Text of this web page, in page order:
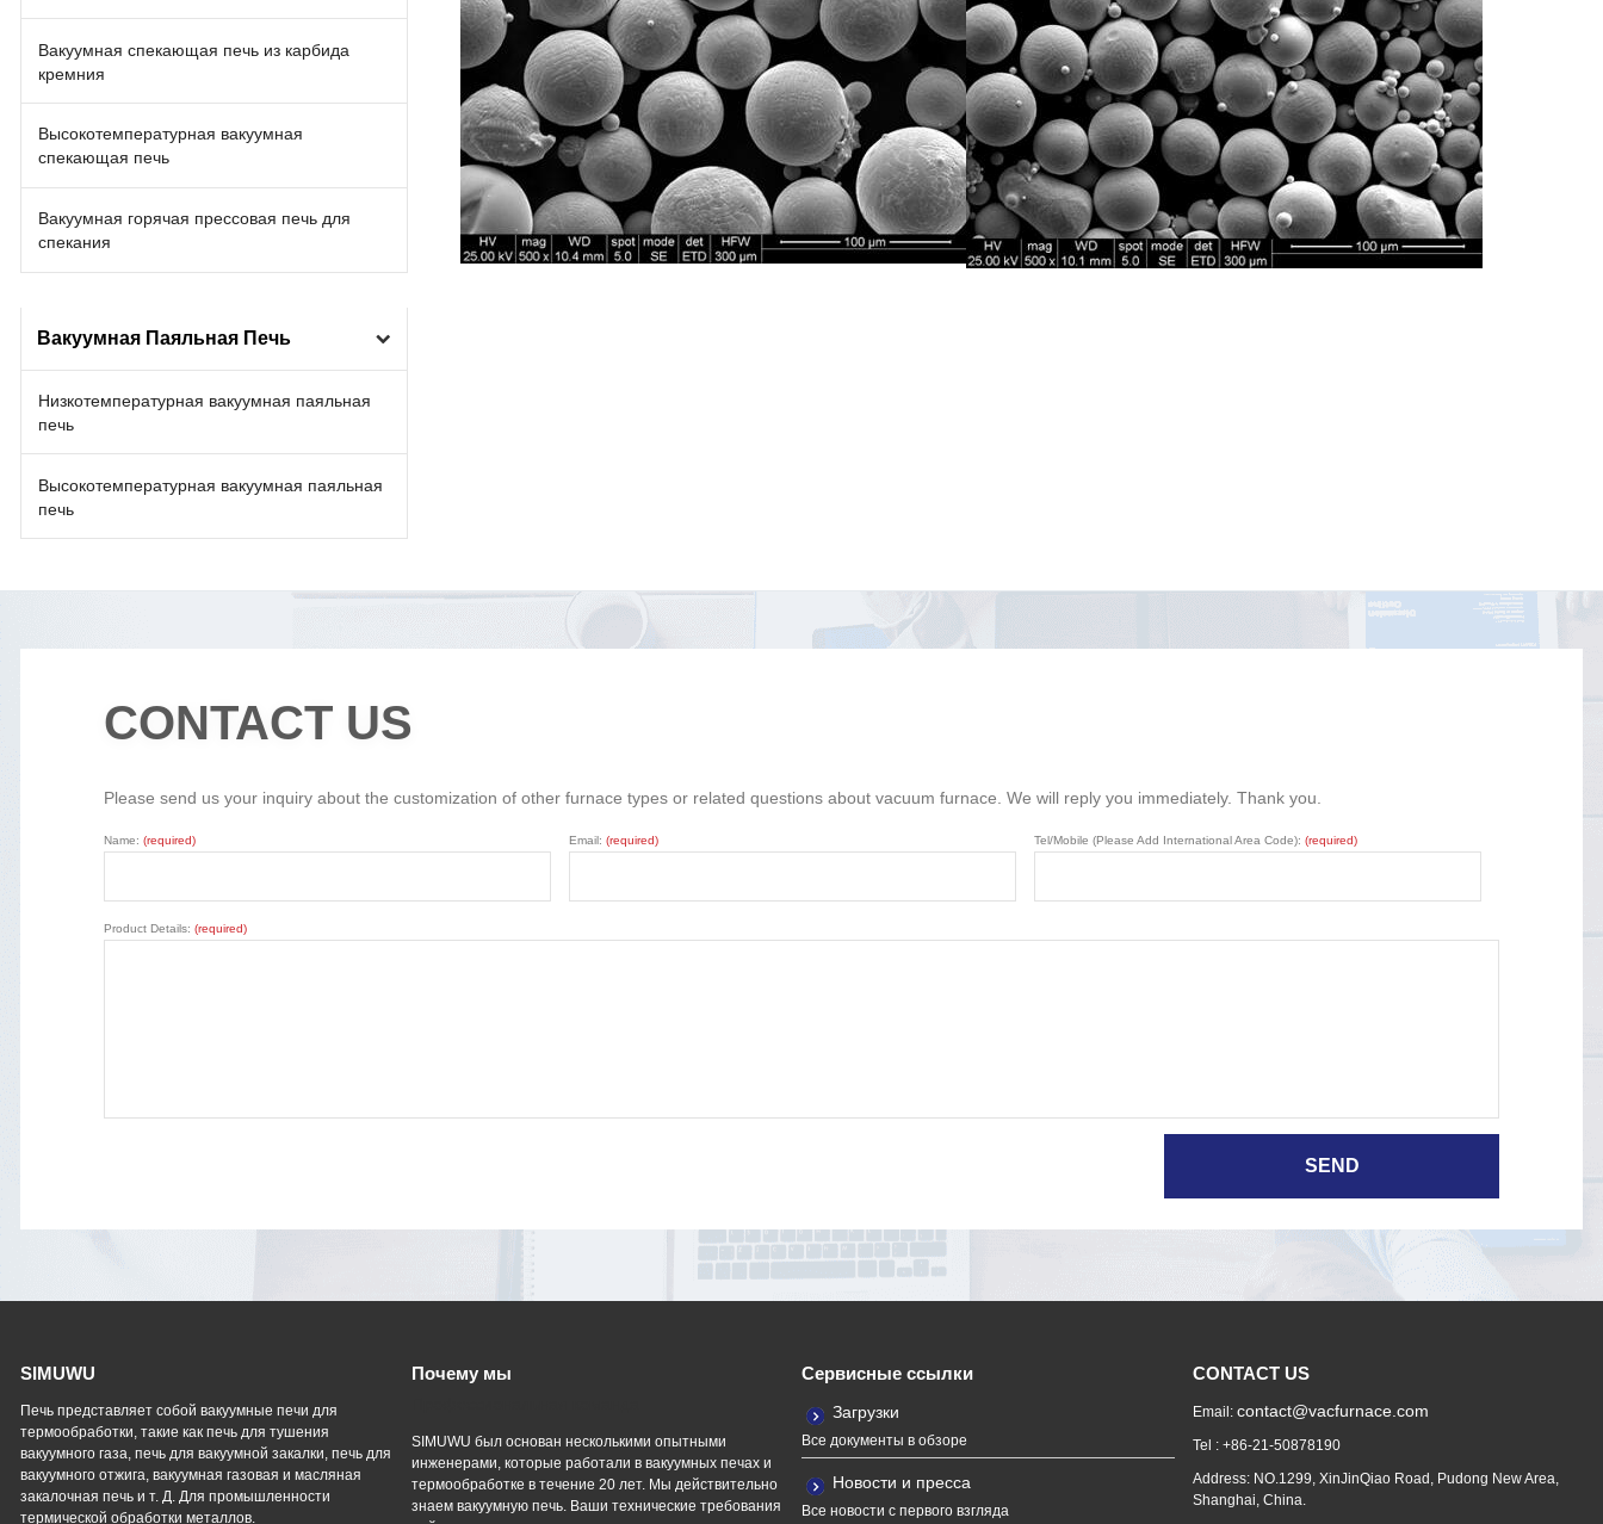
Вакуумная спекающая печь из карбида
кремния
Высокотемпературная вакуумная
спекающая печь
Вакуумная горячая прессовая печь для
спекания
Вакуумная Паяльная Печь
Низкотемпературная вакуумная паяльная
печь
Высокотемпературная вакуумная паяльная
печь
CONTACT US
Please send us your inquiry about the customization of other furnace types or related questions about vacuum furnace. We will reply you immediately. Thank you.
Name: (required) Email: (required) Tel/Mobile (Please Add International Area Code): (required)
Product Details: (required)
SIMUWU
Печь представляет собой вакуумные печи для
термообработки, такие как печь для тушения
вакуумного газа, печь для вакуумной закалки, печь для
вакуумного отжига, вакуумная газовая и масляная
закалочная печь и т. Д. Для промышленности
термической обработки металлов.
Почему мы
SIMUWU был основан несколькими опытными
инженерами, которые работали в вакуумных печах и
термообработке в течение 20 лет. Мы действительно
знаем вакуумную печь. Ваши технические требования
Сервисные ссылки
Загрузки
Все документы в обзоре
Новости и пресса
Все новости с первого взгляда
CONTACT US
Email: contact@vacfurnace.com
Tel : +86-21-50878190
Address: NO.1299, XinJinQiao Road, Pudong New Area,
Shanghai, China.